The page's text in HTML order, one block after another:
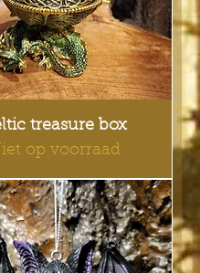
treasure box
op voorraad